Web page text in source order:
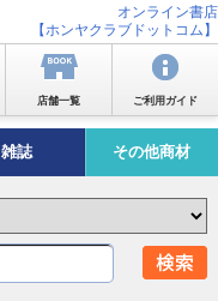
オンライン書店
【ホンヤクラブドットコム】
店舗一覧 ご利用ガイド
雑誌 その他商材